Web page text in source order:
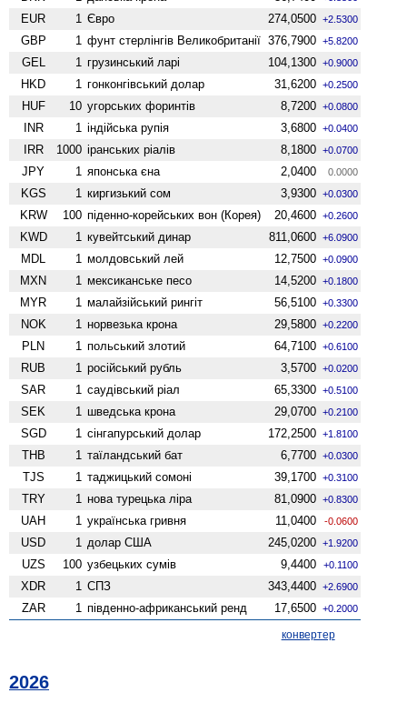
EUR 1 Євро 274,0500 +2.5300
GBP 1 фунт стерлінгів Велико­британії 376,7900 +5.8200
GEL 1 грузинський ларі 104,1300 +0.9000
HKD 1 гонконгівський долар 31,6200 +0.2500
HUF 10 угорських форинтів 8,7200 +0.0800
INR 1 індійська рупія 3,6800 +0.0400
IRR 1000 іранських ріалів 8,1800 +0.0700
JPY 1 японська єна 2,0400 0.0000
KGS 1 киргизький сом 3,9300 +0.0300
KRW 100 піденно-корейських вон (Корея) 20,4600 +0.2600
KWD 1 кувейтський динар 811,0600 +6.0900
MDL 1 молдовський лей 12,7500 +0.0900
MXN 1 мексиканське песо 14,5200 +0.1800
MYR 1 малайзійський рингіт 56,5100 +0.3300
NOK 1 норвезька крона 29,5800 +0.2200
PLN 1 польський злотий 64,7100 +0.6100
RUB 1 російський рубль 3,5700 +0.0200
SAR 1 саудівський ріал 65,3300 +0.5100
SEK 1 шведська крона 29,0700 +0.2100
SGD 1 сінгапурський долар 172,2500 +1.8100
THB 1 таїландський бат 6,7700 +0.0300
TJS 1 таджицький сомоні 39,1700 +0.3100
TRY 1 нова турецька ліра 81,0900 +0.8300
UAH 1 українська гривня 11,0400 -0.0600
USD 1 долар США 245,0200 +1.9200
UZS 100 узбецьких сумів 9,4400 +0.1100
XDR 1 СПЗ 343,4400 +2.6900
ZAR 1 південно-африканський ренд 17,6500 +0.2000
конвертер
2026